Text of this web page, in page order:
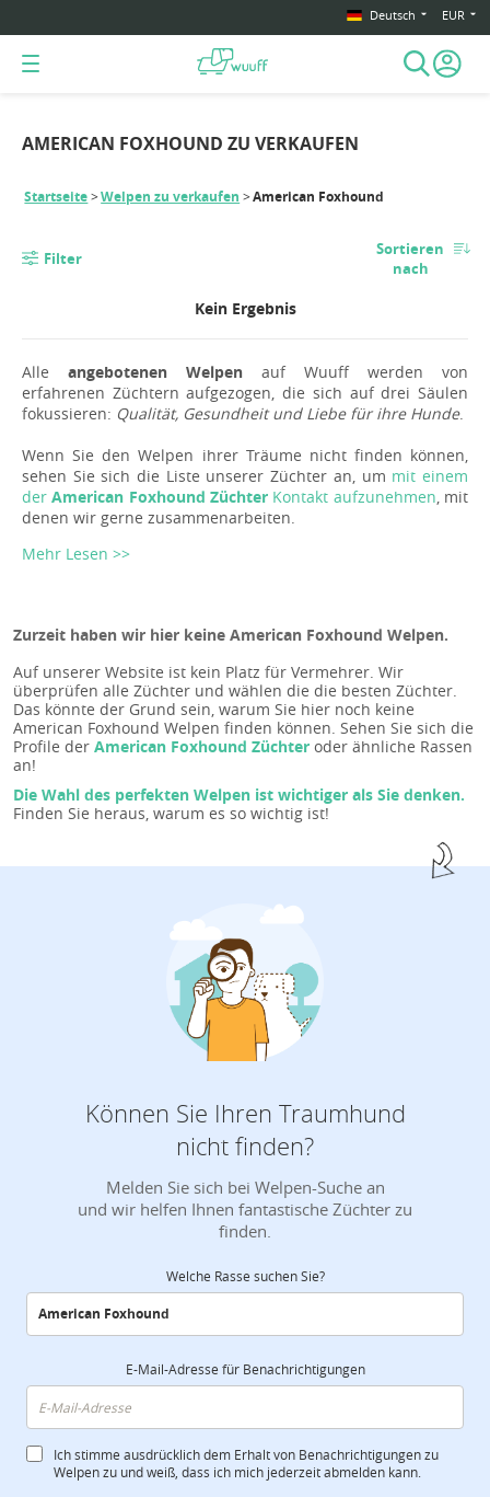
Deutsch EUR
AMERICAN FOXHOUND ZU VERKAUFEN
Startseite Welpen zu verkaufen American Foxhound
Filter
Sortieren
nach
Kein Ergebnis
Alle angebotenen Welpen auf Wuuff werden von
erfahrenen Züchtern aufgezogen, die sich auf drei Säulen
fokussieren: Qualität, Gesundheit und Liebe für ihre Hunde.
Wenn Sie den Welpen ihrer Träume nicht finden können,
sehen Sie sich die Liste unserer Züchter an, um mit einem
derAmerican Foxhound Züchter Kontakt aufzunehmen, mit
denen wir gerne zusammenarbeiten.
Mehr Lesen >>
Zurzeit haben wir hier keine American Foxhound Welpen.
Auf unserer Website ist kein Platz für Vermehrer. Wir
überprüfen alle Züchter und wählen die die besten Züchter.
Das könnte der Grund sein, warum Sie hier noch keine
American Foxhound Welpen finden können. Sehen Sie sich die
Profile der American Foxhound Züchter oder ähnliche Rassen
an!
Die Wahl des perfekten Welpen ist wichtiger als Sie denken.
Finden Sie heraus, warum es so wichtig ist!
Können Sie Ihren Traumhund
nicht finden?
Melden Sie sich bei Welpen-Suche an
und wir helfen Ihnen fantastische Züchter zu
finden.
Welche Rasse suchen Sie?
E-Mail-Adresse für Benachrichtigungen
Ich stimme ausdrücklich dem Erhalt von Benachrichtigungen zu
Welpen zu und weiß, dass ich mich jederzeit abmelden kann.